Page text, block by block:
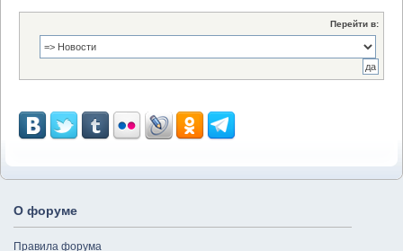
Перейти в:
О форуме
Правила форума